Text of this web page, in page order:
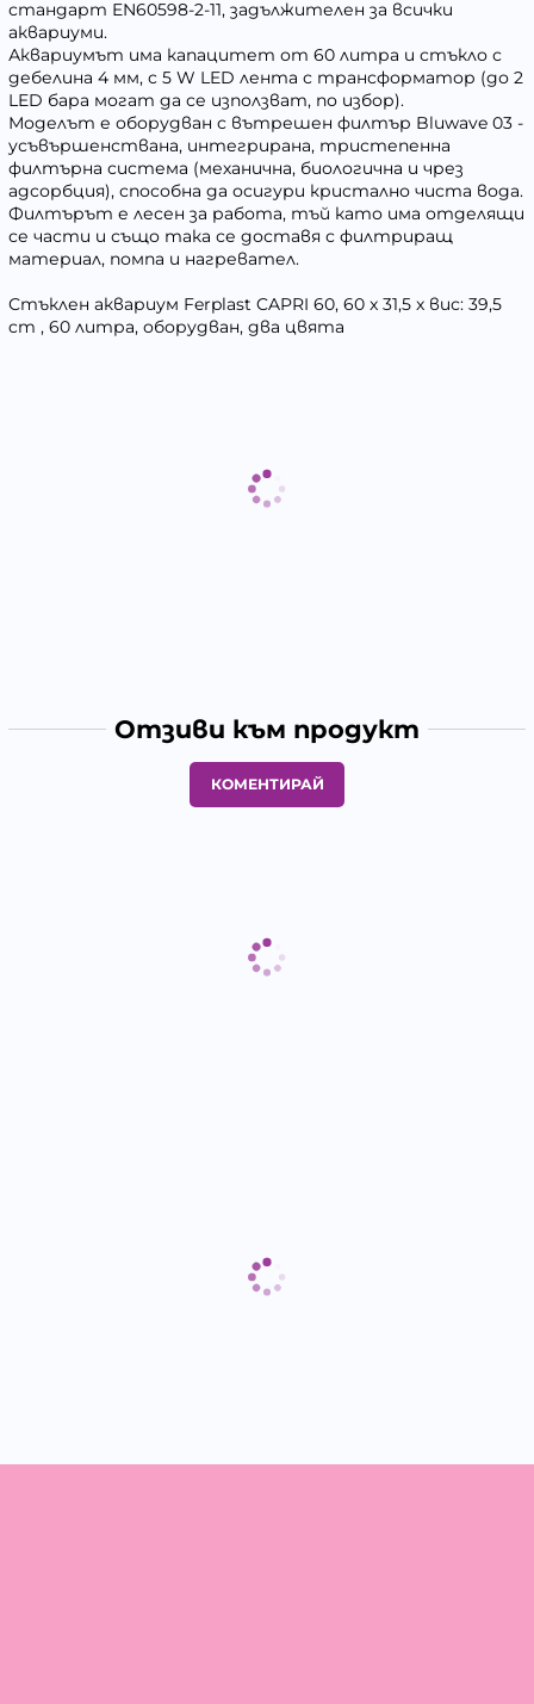
стандарт EN60598-2-11, задължителен за всички
аквариуми.
Аквариумът има капацитет от 60 литра и стъкло с
дебелина 4 мм, с 5 W LED лента с трансформатор (до 2
LED бара могат да се използват, по избор).
Моделът е оборудван с вътрешен филтър Bluwave 03 -
усъвършенствана, интегрирана, тристепенна
филтърна система (механична, биологична и чрез
адсорбция), способна да осигури кристално чиста вода.
Филтърът е лесен за работа, тъй като има отделящи
се части и също така се доставя с филтриращ
материал, помпа и нагревател.
Стъклен аквариум Ferplast CAPRI 60, 60 x 31,5 x вис: 39,5
cm , 60 литра, оборудван, два цвята
Отзиви към продукт
КОМЕНТИРАЙ